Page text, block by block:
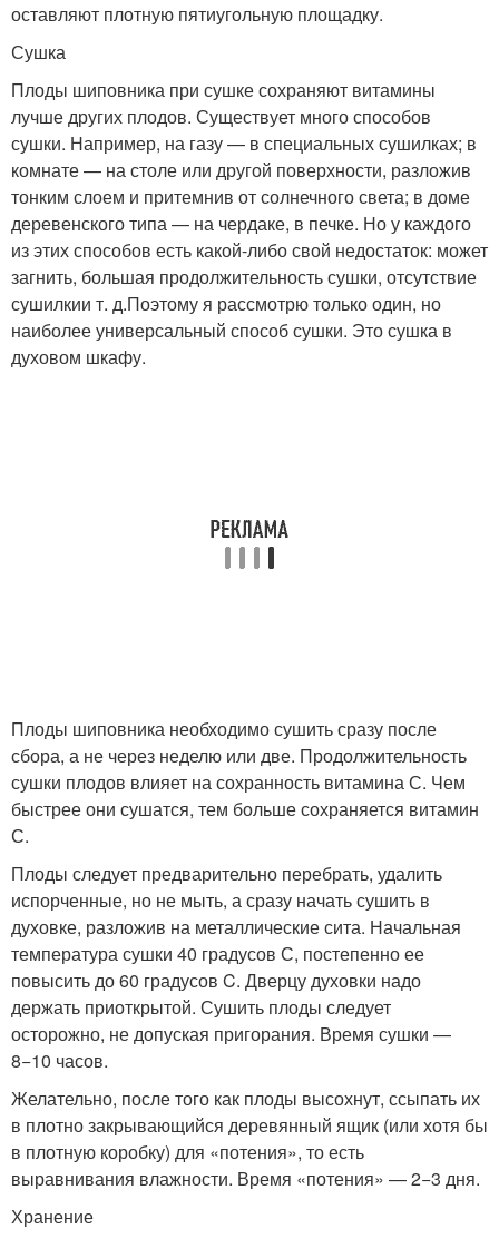
оставляют плотную пятиугольную площадку.
Сушка
Плоды шиповника при сушке сохраняют витамины
лучше других плодов. Существует много способов
сушки. Например, на газу — в специальных сушилках; в
комнате — на столе или другой поверхности, разложив
тонким слоем и притемнив от солнечного света; в доме
деревенского типа — на чердаке, в печке. Но у каждого
из этих способов есть какой-либо свой недостаток: может
загнить, большая продолжительность сушки, отсутствие
сушилкии т. д.Поэтому я рассмотрю только один, но
наиболее универсальный способ сушки. Это сушка в
духовом шкафу.
Плоды шиповника необходимо сушить сразу после
сбора, а не через неделю или две. Продолжительность
сушки плодов влияет на сохранность витамина С. Чем
быстрее они сушатся, тем больше сохраняется витамин
С.
Плоды следует предварительно перебрать, удалить
испорченные, но не мыть, а сразу начать сушить в
духовке, разложив на металлические сита. Начальная
температура сушки 40 градусов С, постепенно ее
повысить до 60 градусов C. Дверцу духовки надо
держать приоткрытой. Сушить плоды следует
осторожно, не допуская пригорания. Время сушки —
8−10 часов.
Желательно, после того как плоды высохнут, ссыпать их
в плотно закрывающийся деревянный ящик (или хотя бы
в плотную коробку) для «потения», то есть
выравнивания влажности. Время «потения» — 2−3 дня.
Хранение